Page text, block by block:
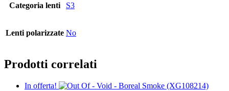
Categoria lenti S3
Lenti polarizzate No
Prodotti correlati
In offerta!